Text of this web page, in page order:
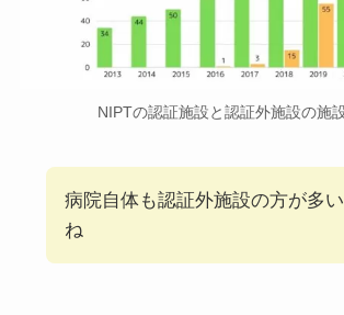
NIPTの認証施設と認証外施設の施
病院自体も認証外施設の方が多い
ね